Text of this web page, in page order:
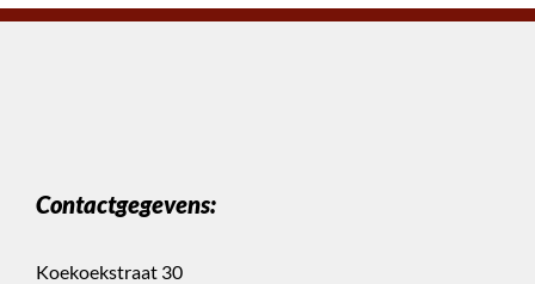
Contactgegevens:
Koekoekstraat 30